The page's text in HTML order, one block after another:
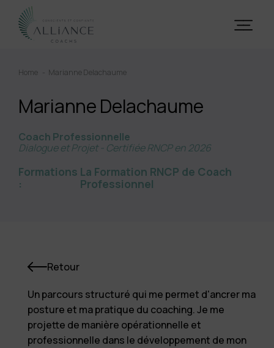
Home Marianne Delachaume
Marianne Delachaume
Coach Professionnelle
Dialogue et Projet - Certifiée RNCP en 2026
Formations
:
La Formation RNCP de Coach
Professionnel
Retour
Un parcours structuré qui me permet d'ancrer ma
posture et ma pratique du coaching. Je me
projette de manière opérationnelle et
professionnelle dans le développement de mon